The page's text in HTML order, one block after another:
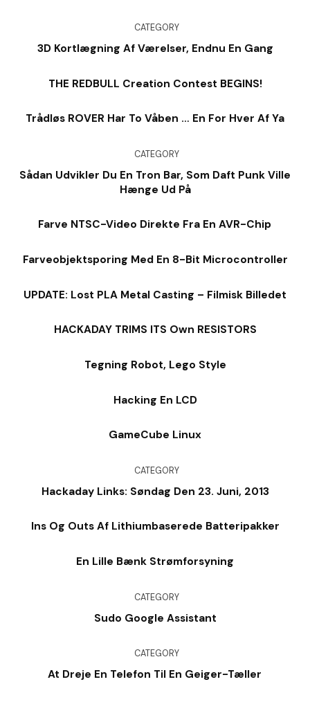
CATEGORY
3D Kortlægning Af Værelser, Endnu En Gang
THE REDBULL Creation Contest BEGINS!
Trådløs ROVER Har To Våben … En For Hver Af Ya
CATEGORY
Sådan Udvikler Du En Tron Bar, Som Daft Punk Ville
Hænge Ud På
Farve NTSC-Video Direkte Fra En AVR-Chip
Farveobjektsporing Med En 8-Bit Microcontroller
UPDATE: Lost PLA Metal Casting – Filmisk Billedet
HACKADAY TRIMS ITS Own RESISTORS
Tegning Robot, Lego Style
Hacking En LCD
GameCube Linux
CATEGORY
Hackaday Links: Søndag Den 23. Juni, 2013
Ins Og Outs Af Lithiumbaserede Batteripakker
En Lille Bænk Strømforsyning
CATEGORY
Sudo Google Assistant
CATEGORY
At Dreje En Telefon Til En Geiger-Tæller